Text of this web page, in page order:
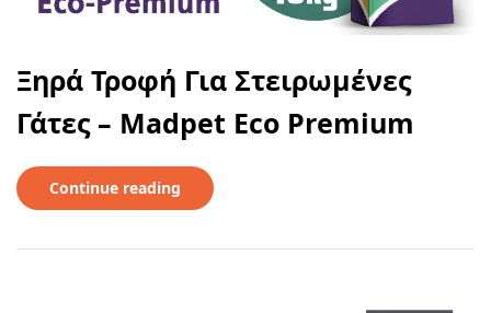
Ξηρά Τροφή Για Στειρωμένες
Γάτες – Madpet Eco Premium
Continue reading